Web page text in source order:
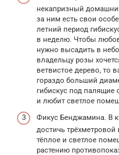
некапризный
за ним есть свои
летний период
в неделю. Чтобы
нужно высадить в
владельцу розы
ветвистое дерево, то
гораздо больший
гибискус под палящие
и любит светлое
Фикус Бенджамина. В
достичь
тёплое и светлое
растению